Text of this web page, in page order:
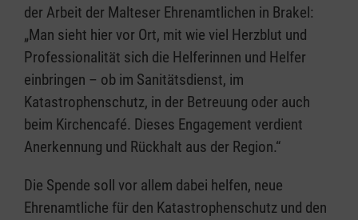
der Arbeit der Malteser Ehrenamtlichen in Brakel:
„Man sieht hier vor Ort, mit wie viel Herzblut und
Professionalität sich die Helferinnen und Helfer
einbringen – ob im Sanitätsdienst, im
Katastrophenschutz, in der Betreuung oder auch
beim Kirchencafé. Dieses Engagement verdient
Anerkennung und Rückhalt aus der Region.“
Die Spende soll vor allem dabei helfen, neue
Ehrenamtliche für den Katastrophenschutz und den